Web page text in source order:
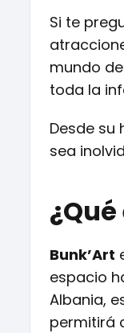
Si te
mundo
toda la
Desde
sea
Bunk’Art
espacio
Albania,
permitirá